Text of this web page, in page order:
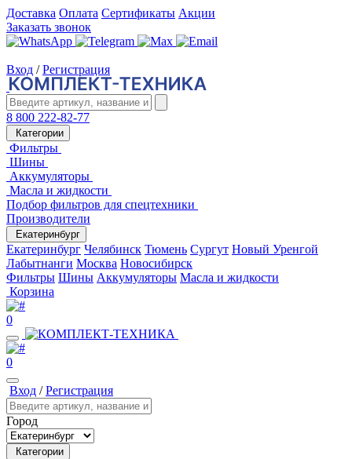
Доставка Оплата Сертификаты Акции
Заказать звонок
Вход / Регистрация
8 800 222-82-77
Категории
Фильтры
Шины
Аккумуляторы
Масла и жидкости
Подбор фильтров для спецтехники
Производители
Екатеринбург
Екатеринбург Челябинск Тюмень Сургут Новый Уренгой
Лабытнанги Москва Новосибирск
Фильтры Шины Аккумуляторы Масла и жидкости
Корзина
0
0
Вход /Регистрация
Город
Категории